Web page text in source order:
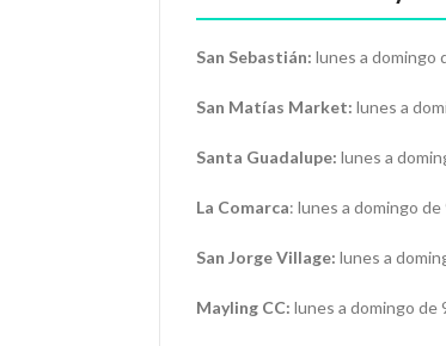
San Sebastián: lunes a domingo
San Matías Market: lunes a
Santa Guadalupe: lunes a
La Comarca: lunes a domingo
San Jorge Village: lunes a
Mayling CC: lunes a domingo de